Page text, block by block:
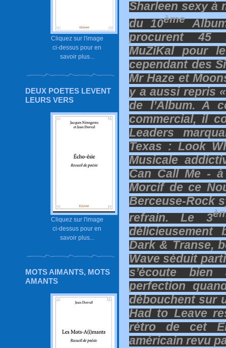
Cliquez sur l'image
ci-dessus pour en
savoir plus...
DEUX POETES LEVENT
LEURS VERS
Cliquez sur l'image
ci-dessus pour en
savoir plus...
MOTS AIMANTS, MOTS
AMANTS
Sharleen sexy à
du 10ème
procurent 45
MuZiKal pour
cependant des
Mr Haze et
y a aussi repris
de l’Album. A
commercial, il
Leaders
Texas : Look
Musicale
Can Call Me -
Morcif de ce
Berceuse-Rock
refrain. Le 3
délicieusement
Dark & Transe,
Wave séduit
s’écoute
perfection
débouchent sur
Had to Leave
rétro de cet
américain revu